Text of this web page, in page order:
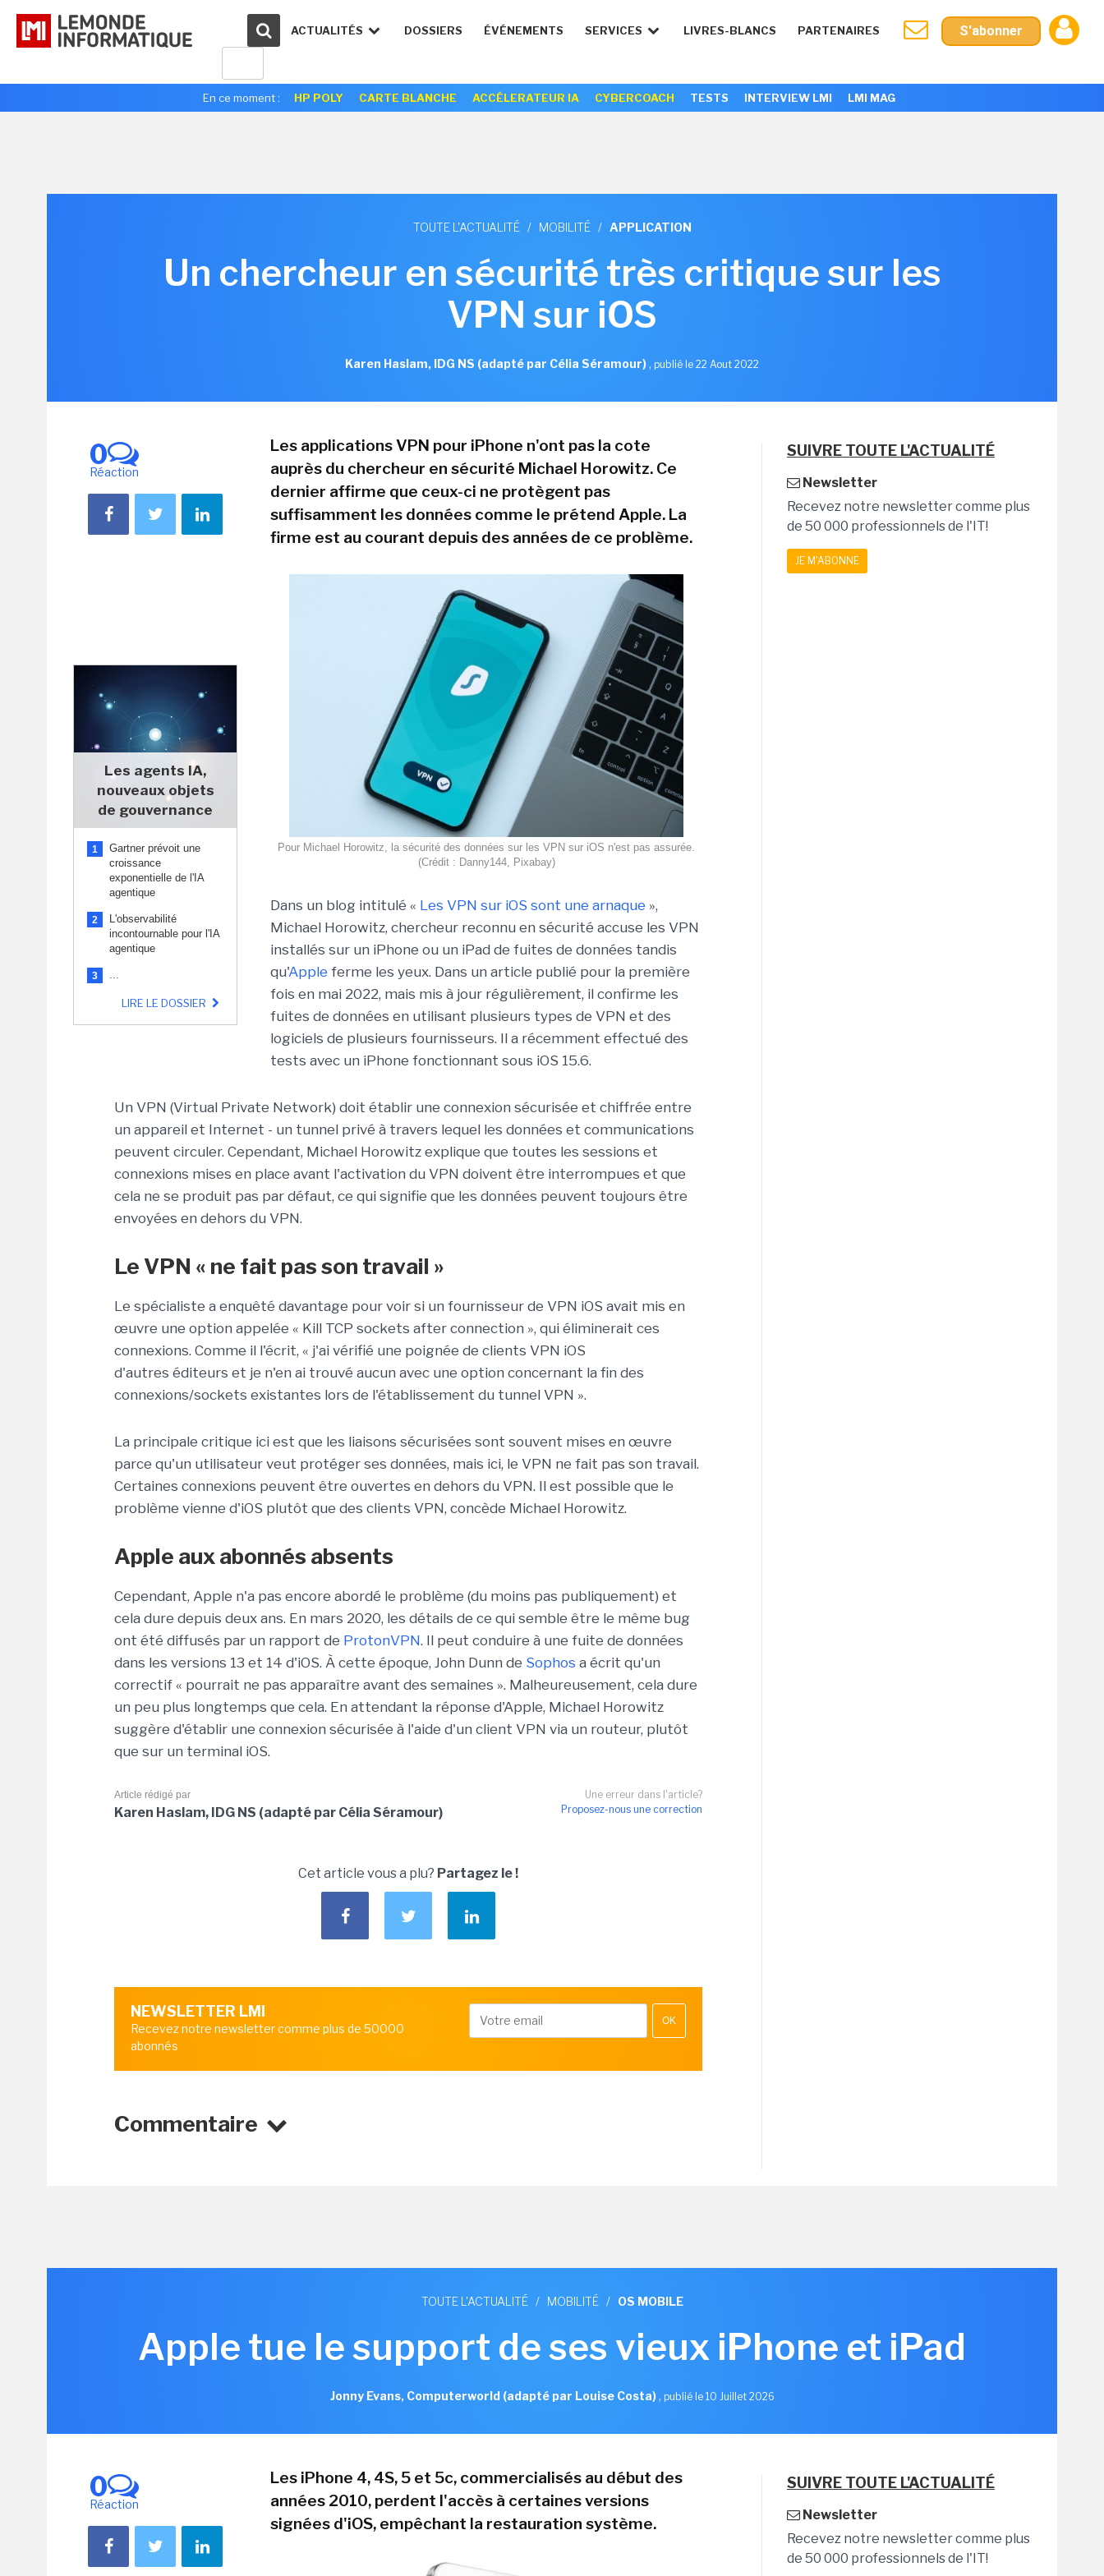
ACTUALITÉS DOSSIERS ÉVÉNEMENTS SERVICES LIVRES-BLANCS PARTENAIRES S'abonner
En ce moment : HP POLY CARTE BLANCHE ACCÉLERATEUR IA CYBERCOACH TESTS INTERVIEW LMI LMI MAG
TOUTE L'ACTUALITÉ / MOBILITÉ / APPLICATION
Un chercheur en sécurité très critique sur les
VPN sur iOS
Karen Haslam, IDG NS (adapté par Célia Séramour), publié le 22 Aout 2022
0
Réaction
Les agents IA,
nouveaux objets
de gouvernance
1
Gartner prévoit une
croissance
exponentielle de l'IA
agentique
2
L'observabilité
incontournable pour l'IA
agentique
3 ...
LIRE LE DOSSIER
Les applications VPN pour iPhone n'ont pas la cote
auprès du chercheur en sécurité Michael Horowitz. Ce
dernier affirme que ceux-ci ne protègent pas
suffisamment les données comme le prétend Apple. La
firme est au courant depuis des années de ce problème.
Pour Michael Horowitz, la sécurité des données sur les VPN sur iOS n'est pas assurée.
(Crédit : Danny144, Pixabay)
Dans un blog intitulé « Les VPN sur iOS sont une arnaque »,
Michael Horowitz, chercheur reconnu en sécurité accuse les VPN
installés sur un iPhone ou un iPad de fuites de données tandis
qu'Apple ferme les yeux. Dans un article publié pour la première
fois en mai 2022, mais mis à jour régulièrement, il confirme les
fuites de données en utilisant plusieurs types de VPN et des
logiciels de plusieurs fournisseurs. Il a récemment effectué des
tests avec un iPhone fonctionnant sous iOS 15.6.
Un VPN (Virtual Private Network) doit établir une connexion sécurisée et chiffrée entre
un appareil et Internet - un tunnel privé à travers lequel les données et communications
peuvent circuler. Cependant, Michael Horowitz explique que toutes les sessions et
connexions mises en place avant l'activation du VPN doivent être interrompues et que
cela ne se produit pas par défaut, ce qui signifie que les données peuvent toujours être
envoyées en dehors du VPN.
Le VPN « ne fait pas son travail »
Le spécialiste a enquêté davantage pour voir si un fournisseur de VPN iOS avait mis en
œuvre une option appelée « Kill TCP sockets after connection », qui éliminerait ces
connexions. Comme il l'écrit, « j'ai vérifié une poignée de clients VPN iOS
d'autres éditeurs et je n'en ai trouvé aucun avec une option concernant la fin des
connexions/sockets existantes lors de l'établissement du tunnel VPN ».
La principale critique ici est que les liaisons sécurisées sont souvent mises en œuvre
parce qu'un utilisateur veut protéger ses données, mais ici, le VPN ne fait pas son travail.
Certaines connexions peuvent être ouvertes en dehors du VPN. Il est possible que le
problème vienne d'iOS plutôt que des clients VPN, concède Michael Horowitz.
Apple aux abonnés absents
Cependant, Apple n'a pas encore abordé le problème (du moins pas publiquement) et
cela dure depuis deux ans. En mars 2020, les détails de ce qui semble être le même bug
ont été diffusés par un rapport de ProtonVPN. Il peut conduire à une fuite de données
dans les versions 13 et 14 d'iOS. À cette époque, John Dunn de Sophos a écrit qu'un
correctif « pourrait ne pas apparaître avant des semaines ». Malheureusement, cela dure
un peu plus longtemps que cela. En attendant la réponse d'Apple, Michael Horowitz
suggère d'établir une connexion sécurisée à l'aide d'un client VPN via un routeur, plutôt
que sur un terminal iOS.
Une erreur dans l'article?
Proposez-nous une correction
Article rédigé par
Karen Haslam, IDG NS (adapté par Célia Séramour)
Cet article vous a plu? Partagez le !
NEWSLETTER LMI
Recevez notre newsletter comme plus de 50000
abonnés
OK
Commentaire
SUIVRE TOUTE L'ACTUALITÉ
Newsletter
Recevez notre newsletter comme plus
de 50 000 professionnels de l'IT!
JE M'ABONNE
TOUTE L'ACTUALITÉ / MOBILITÉ / OS MOBILE
Apple tue le support de ses vieux iPhone et iPad
Jonny Evans, Computerworld (adapté par Louise Costa), publié le 10 Juillet 2026
0
Réaction
Les iPhone 4, 4S, 5 et 5c, commercialisés au début des
années 2010, perdent l'accès à certaines versions
signées d'iOS, empêchant la restauration système.
SUIVRE TOUTE L'ACTUALITÉ
Newsletter
Recevez notre newsletter comme plus
de 50 000 professionnels de l'IT!